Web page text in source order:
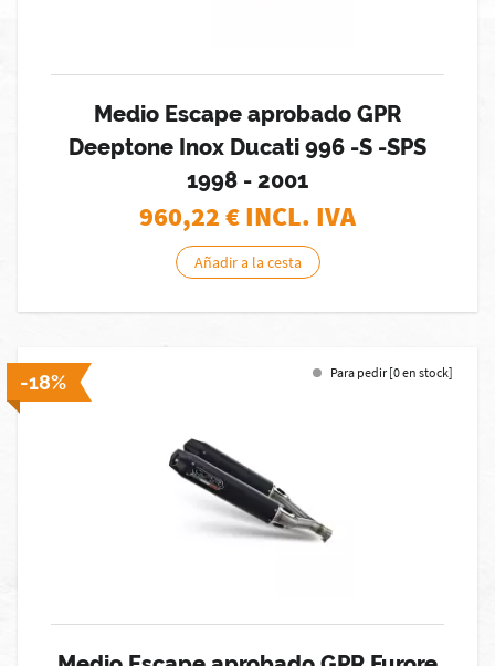
Medio Escape aprobado GPR
Deeptone Inox Ducati 996 -S -SPS
1998 - 2001
960,22€ INCL. IVA
Añadir a la cesta
-18% Para pedir [0 en stock]